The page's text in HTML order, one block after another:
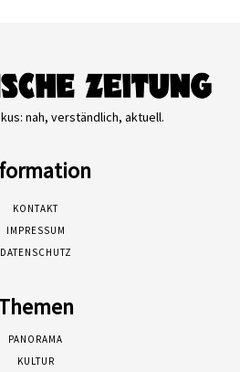
nah, verständlich, aktuell.
KONTAKT
IMPRESSUM
DATENSCHUTZ
PANORAMA
KULTUR